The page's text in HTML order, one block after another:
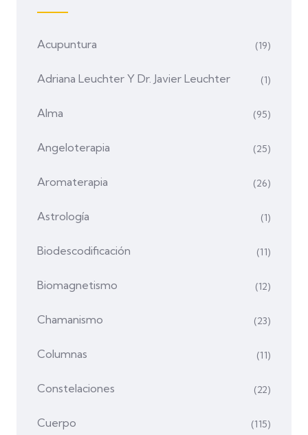
Acupuntura (19)
Adriana Leuchter Y Dr. Javier Leuchter (1)
Alma (95)
Angeloterapia (25)
Aromaterapia (26)
Astrología (1)
Biodescodificación (11)
Biomagnetismo (12)
Chamanismo (23)
Columnas (11)
Constelaciones (22)
Cuerpo (115)